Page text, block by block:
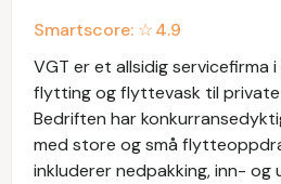
Smartscore: ☆4.9
VGT er et allsidig servicefirma
flytting og flyttevask til
Bedriften har
med store og små
inkluderer nedpakking, inn-